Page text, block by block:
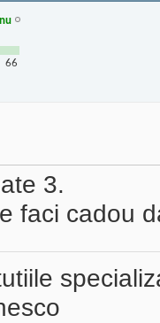
66
3.
faci cadou